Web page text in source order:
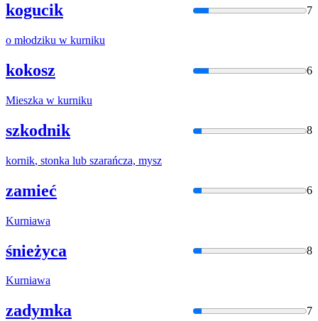
kogucik 7
o młodziku w kurniku
kokosz 6
Mieszka w kurniku
szkodnik 8
kornik, stonka lub szarańcza, mysz
zamieć 6
Kurniawa
śnieżyca 8
Kurniawa
zadymka 7